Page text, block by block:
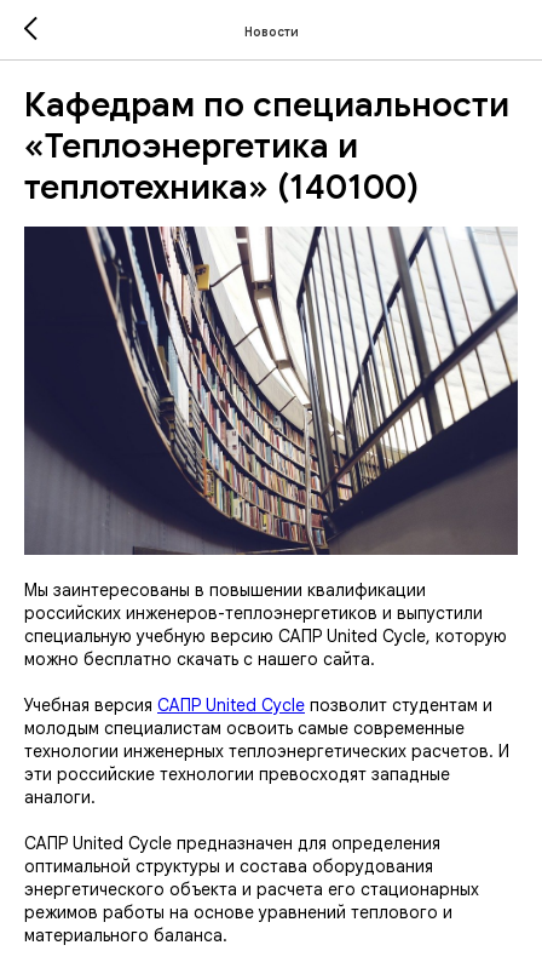
Новости
Кафедрам по специальности
«Теплоэнергетика и
теплотехника» (140100)
Мы заинтересованы в повышении квалификации
российских инженеров-теплоэнергетиков и выпустили
специальную учебную версию САПР United Cycle, которую
можно бесплатно скачать с нашего сайта.
Учебная версия САПР United Cycle позволит студентам и
молодым специалистам освоить самые современные
технологии инженерных теплоэнергетических расчетов. И
эти российские технологии превосходят западные
аналоги.
САПР United Cycle предназначен для определения
оптимальной структуры и состава оборудования
энергетического объекта и расчета его стационарных
режимов работы на основе уравнений теплового и
материального баланса.